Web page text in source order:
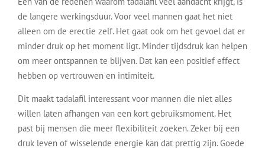
de langere werkingsduur. Voor veel mannen gaat het niet
alleen om de erectie zelf. Het gaat ook om het gevoel dat er
minder druk op het moment ligt. Minder tijdsdruk kan helpen
om meer ontspannen te blijven. Dat kan een positief effect
hebben op vertrouwen en intimiteit.
Dit maakt tadalafil interessant voor mannen die niet alles
willen laten afhangen van een kort gebruiksmoment. Het
past bij mensen die meer flexibiliteit zoeken. Zeker bij een
druk leven of wisselende energie kan dat prettig zijn. Goede